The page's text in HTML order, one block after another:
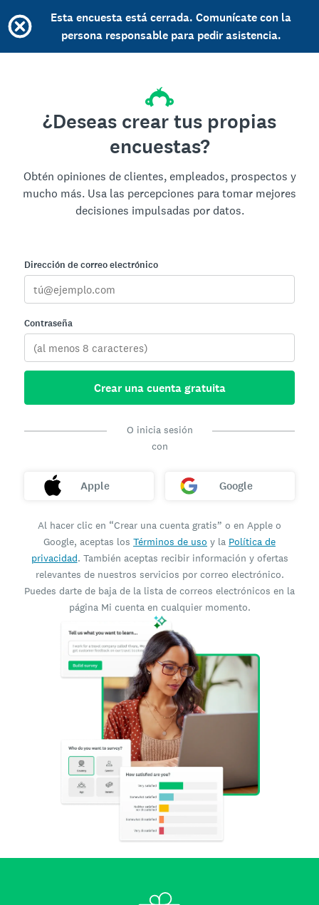
Esta encuesta está cerrada. Comunícate con la
persona responsable para pedir asistencia.
¿Deseas crear tus propias
encuestas?
Obtén opiniones de clientes, empleados, prospectos y
mucho más. Usa las percepciones para tomar mejores
decisiones impulsadas por datos.
Dirección de correo electrónico
Contraseña
Crear una cuenta gratuita
O inicia sesión
con
Apple Google
Al hacer clic en “Crear una cuenta gratis” o en Apple o
Google, aceptas los Términos de uso y la Política de
privacidad. También aceptas recibir información y ofertas
relevantes de nuestros servicios por correo electrónico.
Puedes darte de baja de la lista de correos electrónicos en la
página Mi cuenta en cualquier momento.